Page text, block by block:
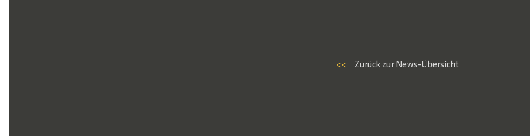
<< Zurück zur News-Übersicht